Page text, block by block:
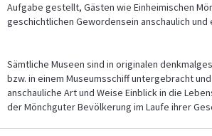
Aufgabe gestellt, Gästen wie Einheimischen
geschichtlichen Gewordensein anschaulich und
Sämtliche Museen sind in originalen
bzw. in einem Museumsschiff untergebracht
anschauliche Art und Weise Einblick in die
der Mönchguter Bevölkerung im Laufe ihrer